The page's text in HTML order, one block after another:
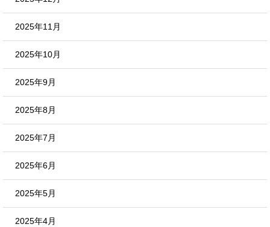
2025年11月
2025年10月
2025年9月
2025年8月
2025年7月
2025年6月
2025年5月
2025年4月